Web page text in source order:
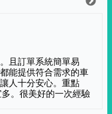
且訂單系統簡單易
能提供符合需求的車
人十分安心。重點
。很美好的一次經驗